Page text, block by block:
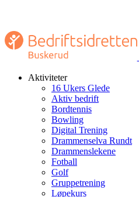
Aktiviteter
16 Ukers Glede
Aktiv bedrift
Bordtennis
Bowling
Digital Trening
Drammenselva Rundt
Drammenslekene
Fotball
Golf
Gruppetrening
Løpekurs